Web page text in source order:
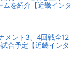
ムを紹介【近畿インタ
メント3、4回戦全12
合予定【近畿インタ